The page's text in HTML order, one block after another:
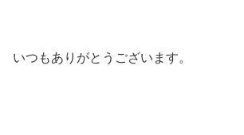
いつもありがとうございます。